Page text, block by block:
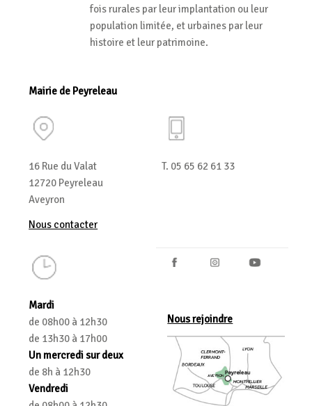
fois rurales par leur implantation ou leur
population limitée, et urbaines par leur
histoire et leur patrimoine.
Mairie de Peyreleau
16 Rue du Valat
12720 Peyreleau
Aveyron
Nous contacter
T. 05 65 62 61 33
Mardi
de 08h00 à 12h30
de 13h30 à 17h00
Un mercredi sur deux
de 8h à 12h30
Vendredi
Nous rejoindre